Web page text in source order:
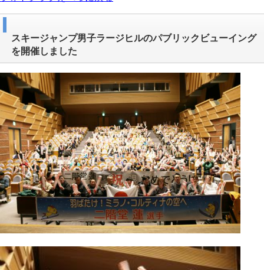
スキージャンプ男子ラージヒルのパブリックビューイング
を開催しました